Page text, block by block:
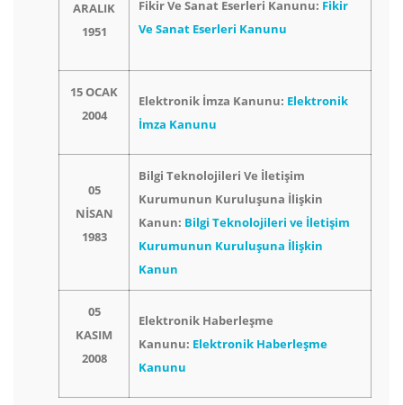
ARALIK
1951
Fikir Ve Sanat Eserleri Kanunu: Fikir
Ve Sanat Eserleri Kanunu
15 OCAK
2004
Elektronik İmza Kanunu: Elektronik
İmza Kanunu
05
NİSAN
1983
Bilgi Teknolojileri Ve İletişim
Kurumunun Kuruluşuna İlişkin
Kanun: Bilgi Teknolojileri ve İletişim
Kurumunun Kuruluşuna İlişkin
Kanun
05
KASIM
2008
Elektronik Haberleşme
Kanunu: Elektronik Haberleşme
Kanunu